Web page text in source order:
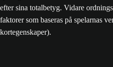
efter sina totalbetyg. Vidare
faktorer som baseras på spelarnas
kortegenskaper).